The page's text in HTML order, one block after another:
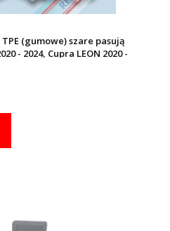
(gumowe) szare pasują
- 2024, Cupra LEON 2020 -